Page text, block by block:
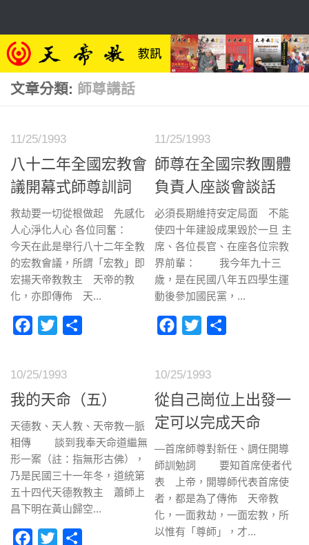
文章分類: 師尊講話
11/25/1993
八十二年全國宏教會
議開幕式師尊訓詞
救劫要一切從根做起 先感化
人心淨化人心 各位同奮：
今天在此是舉行八十二年全教
的宏教會議，所謂「宏教」即
宏揚天帝教教主 天帝的教
化，亦即傳佈 天...
Facebook
Twitter
11/25/1993
師尊在全國宗教團體
負責人座談會談話
必須長期維持安定局面 不能
使四十年建設成果毀於一旦 主
席、各位長官、在座各位宗教
界前輩： 我今年九十三
歲，是在民國八年五四學生運
動後參加國民黨，...
Facebook
Twitter
10/25/1993
我的天命（五）
天德教、天人教、天帝教一脈
相傳 談到我奉天命道繼無
形一案（註：指無形古佛），
乃是民國三十一年冬，道統第
五十四代天德教教主 蕭師上
昌下明在黃山歸空...
Facebook
Twitter
10/25/1993
從自己崗位上出發一
定可以完成天命
—首席師尊對新任、調任開導
師訓勉詞 要知首席使者代
表 上帝，開導師代表首席使
者，都是為了傳佈 天帝教
化，一面救劫，一面宏教，所
以惟有「尊師」，才...